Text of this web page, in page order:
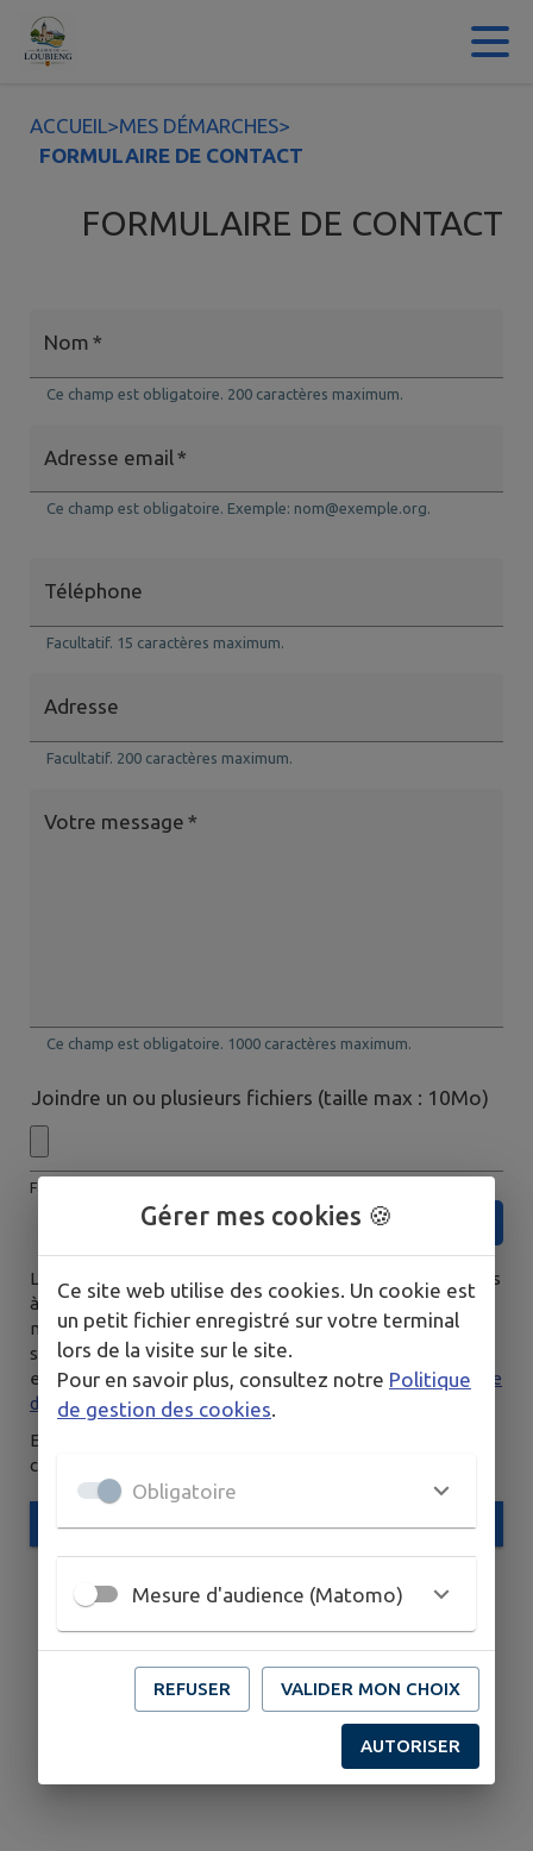
Contenu
ACCUEIL>MES DÉMARCHES>
FORMULAIRE DE CONTACT
FORMULAIRE DE CONTACT
Nom *
Ce champ est obligatoire. 200 caractères maximum.
Adresse email *
Ce champ est obligatoire. Exemple: nom@exemple.org.
Téléphone
Facultatif. 15 caractères maximum.
Adresse
Facultatif. 200 caractères maximum.
Votre message *
Ce champ est obligatoire. 1000 caractères maximum.
Joindre un ou plusieurs fichiers (taille max : 10Mo)
Facultatif
Les données saisies dans ce formulaire seront transmises
à la mairie, et/ou au service compétent habilité par la
mairie, afin de traiter votre demande. Pour en savoir plus
sur la gestion de vos données personnelles et pour
excercer vos droits, vous pouvez consulter notrepolitique
de confidentialité.
En envoyant ce formulaire, vous reconnaissez avoir pris
connaissance des
ENVOYER
Gérer mes cookies 🍪
Ce site web utilise des cookies. Un cookie est
un petit fichier enregistré sur votre terminal
lors de la visite sur le site.
Pour en savoir plus, consultez notre Politique
de gestion des cookies.
Obligatoire
Mesure d'audience (Matomo)
REFUSER VALIDER MON CHOIX
AUTORISER